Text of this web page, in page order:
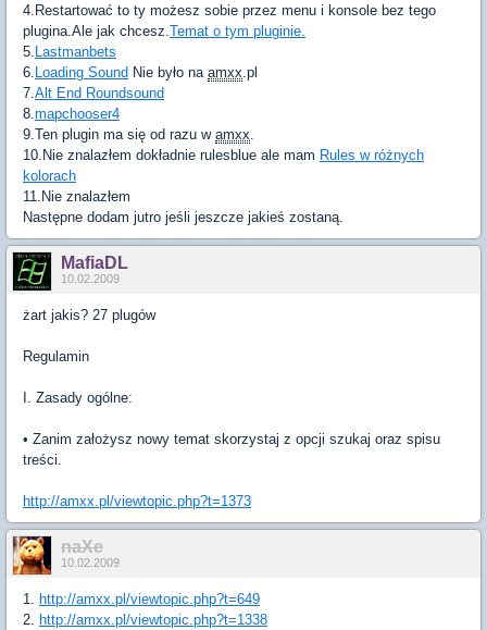
4.Restartować to ty możesz sobie przez menu i konsole bez tego
plugina.Ale jak chcesz. Temat o tym pluginie.
5. Lastmanbets
6. Loading Sound Nie było na amxx .pl
7. Alt End Roundsound
8. mapchooser4
9.Ten plugin ma się od razu w amxx
10.Nie znalazłem dokładnie rulesblue ale mam Rules w różnych
kolorach
11.Nie znalazłem
Następne dodam jutro jeśli jeszcze jakieś zostaną.
MafiaDL
10.02.2009
żart jakis? 27 plugów
Regulamin
I. Zasady ogólne:
• Zanim założysz nowy temat skorzystaj z opcji szukaj oraz spisu
treści.
http://amxx.pl/viewtopic.php?t=1373
naXe
10.02.2009
1. http://amxx.pl/viewtopic.php?t=649
2. http://amxx.pl/viewtopic.php?t=1338